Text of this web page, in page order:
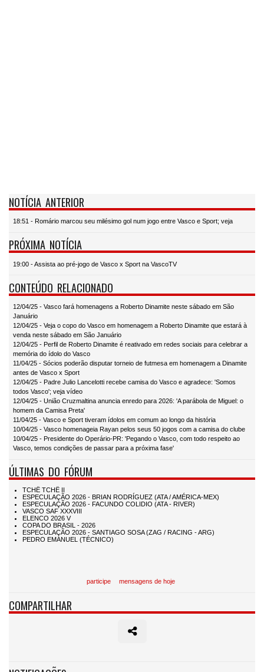
NOTÍCIA ANTERIOR
18:51 - Romário marcou seu milésimo gol num jogo entre Vasco e Sport; veja
PRÓXIMA NOTÍCIA
19:00 - Assista ao pré-jogo de Vasco x Sport na VascoTV
CONTEÚDO RELACIONADO
12/04/25 - Vasco fará homenagens a Roberto Dinamite neste sábado em São
Januário
12/04/25 - Veja o copo do Vasco em homenagem a Roberto Dinamite que estará à
venda neste sábado em São Januário
12/04/25 - Perfil de Roberto Dinamite é reativado em redes sociais para celebrar a
memória do ídolo do Vasco
11/04/25 - Sócios poderão disputar torneio de futmesa em homenagem a Dinamite
antes de Vasco x Sport
12/04/25 - Padre Julio Lancelotti recebe camisa do Vasco e agradece: 'Somos
todos Vasco'; veja vídeo
12/04/25 - União Cruzmaltina anuncia enredo para 2026: 'A parábola de Miguel: o
homem da Camisa Preta'
11/04/25 - Vasco e Sport tiveram ídolos em comum ao longo da história
10/04/25 - Vasco homenageia Rayan pelos seus 50 jogos com a camisa do clube
10/04/25 - Presidente do Operário-PR: 'Pegando o Vasco, com todo respeito ao
Vasco, temos condições de passar para a próxima fase'
ÚLTIMAS DO FÓRUM
participe mensagens de hoje
COMPARTILHAR